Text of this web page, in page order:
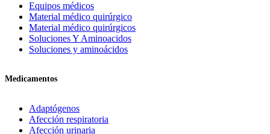
Equipos médicos
Material médico quirúrgico
Material médico quirúrgicos
Soluciones Y Aminoacidos
Soluciones y aminoácidos
Medicamentos
Adaptógenos
Afección respiratoria
Afección urinaria